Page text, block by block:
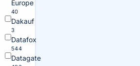
Europe
40
Dakauf
3
Datafox
544
Datagate